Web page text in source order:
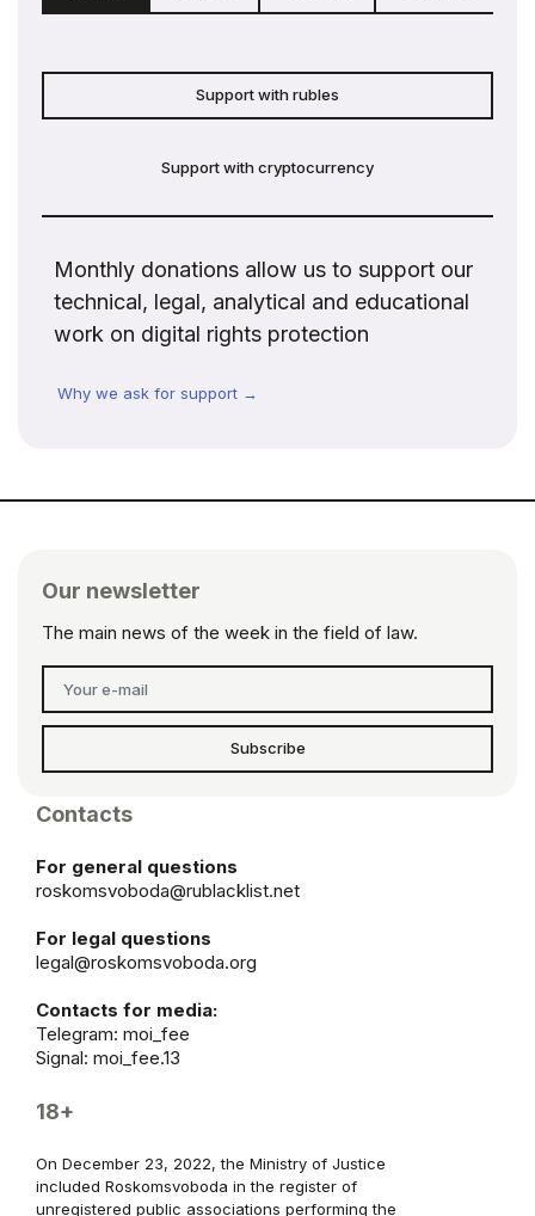
Support with rubles
Support with cryptocurrency
Monthly donations allow us to support our
technical, legal, analytical and educational
work on digital rights protection
Why we ask for support →
Our newsletter
The main news of the week in the field of law.
Subscribe
Contacts
For general questions
roskomsvoboda@rublacklist.net
For legal questions
legal@roskomsvoboda.org
Contacts for media:
Telegram: moi_fee
Signal: moi_fee.13
18+
On December 23, 2022, the Ministry of Justice
included Roskomsvoboda in the register of
unregistered public associations performing the